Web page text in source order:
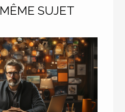
SUJET